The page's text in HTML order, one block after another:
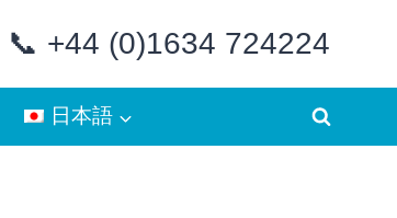
📞 +44 (0)1634 724224
日本語